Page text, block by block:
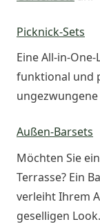
Picknick-Sets
Eine All-in-
funktional und
Außen-Barsets
Möchten Sie
Terrasse? Ein
verleiht Ihrem
geselligen